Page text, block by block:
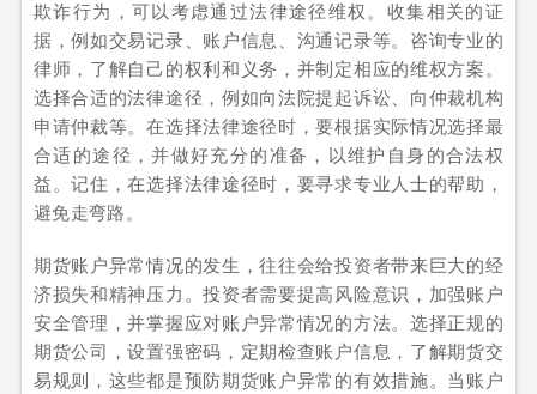
欺诈行为，可以考虑通过法律途径维权。收集相关的证
据，例如交易记录、账户信息、沟通记录等。咨询专业的
律师，了解自己的权利和义务，并制定相应的维权方案。
选择合适的法律途径，例如向法院提起诉讼、向仲裁机构
申请仲裁等。在选择法律途径时，要根据实际情况选择最
合适的途径，并做好充分的准备，以维护自身的合法权
益。记住，在选择法律途径时，要寻求专业人士的帮助，
避免走弯路。
期货账户异常情况的发生，往往会给投资者带来巨大的经
济损失和精神压力。投资者需要提高风险意识，加强账户
安全管理，并掌握应对账户异常情况的方法。选择正规的
期货公司，设置强密码，定期检查账户信息，了解期货交
易规则，这些都是预防期货账户异常的有效措施。当账户